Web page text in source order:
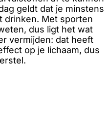
geldt dat je minstens
drinken. Met sporten
dus ligt het wat
vermijden: dat heeft
op je lichaam, dus